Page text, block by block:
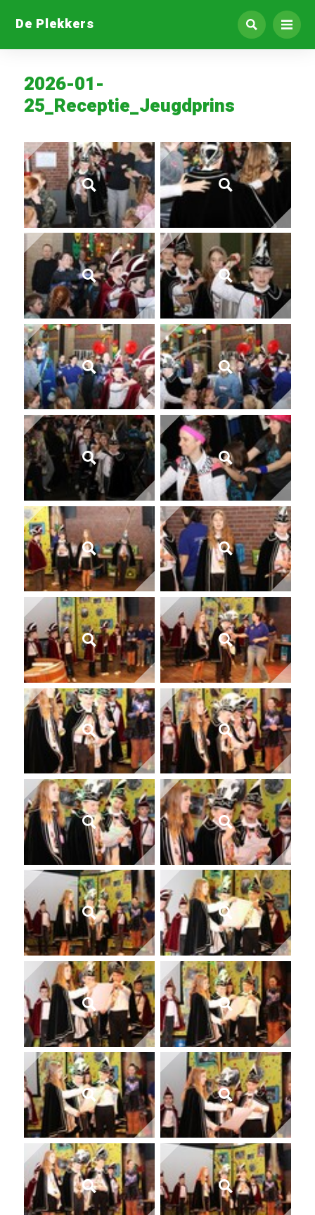
De Plekkers
2026-01-
25_Receptie_Jeugdprins